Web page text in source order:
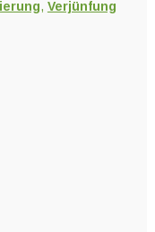
, Verjünfung